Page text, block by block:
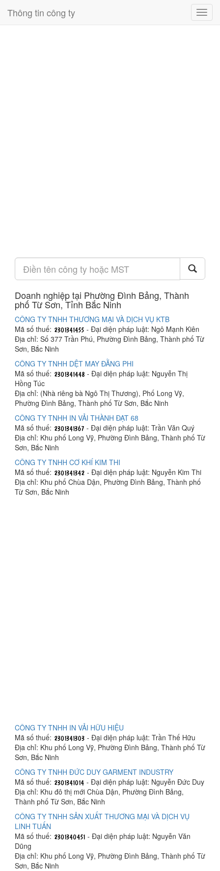
Thông tin công ty
Doanh nghiệp tại Phường Đình Bảng, Thành
phố Từ Sơn, Tỉnh Bắc Ninh
CÔNG TY TNHH THƯƠNG MẠI VÀ DỊCH VỤ KTB
Mã số thuế:
- Đại diện pháp luật: Ngô Mạnh Kiên
Địa chỉ: Số 377 Trần Phú, Phường Đình Bảng, Thành phố Từ
Sơn, Bắc Ninh
CÔNG TY TNHH DỆT MAY ĐẰNG PHI
Mã số thuế:
- Đại diện pháp luật: Nguyễn Thị
Hồng Túc
Địa chỉ: (Nhà riêng bà Ngô Thị Thương), Phố Long Vỹ,
Phường Đình Bảng, Thành phố Từ Sơn, Bắc Ninh
CÔNG TY TNHH IN VẢI THÀNH ĐẠT 68
Mã số thuế:
- Đại diện pháp luật: Trần Văn Quý
Địa chỉ: Khu phố Long Vỹ, Phường Đình Bảng, Thành phố Từ
Sơn, Bắc Ninh
CÔNG TY TNHH CƠ KHÍ KIM THI
Mã số thuế:
- Đại diện pháp luật: Nguyễn Kim Thi
Địa chỉ: Khu phố Chùa Dận, Phường Đình Bảng, Thành phố
Từ Sơn, Bắc Ninh
CÔNG TY TNHH IN VẢI HỮU HIỆU
Mã số thuế:
- Đại diện pháp luật: Trần Thế Hữu
Địa chỉ: Khu phố Long Vỹ, Phường Đình Bảng, Thành phố Từ
Sơn, Bắc Ninh
CÔNG TY TNHH ĐỨC DUY GARMENT INDUSTRY
Mã số thuế:
- Đại diện pháp luật: Nguyễn Đức Duy
Địa chỉ: Khu đô thị mới Chùa Dận, Phường Đình Bảng,
Thành phố Từ Sơn, Bắc Ninh
CÔNG TY TNHH SẢN XUẤT THƯƠNG MẠI VÀ DỊCH VỤ
LINH TUẤN
Mã số thuế:
- Đại diện pháp luật: Nguyễn Văn
Dũng
Địa chỉ: Khu phố Long Vỹ, Phường Đình Bảng, Thành phố Từ
Sơn, Bắc Ninh